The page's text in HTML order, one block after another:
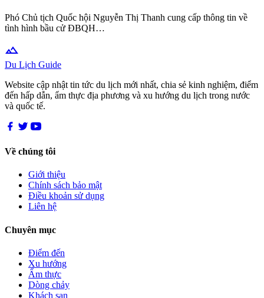
Phó Chủ tịch Quốc hội Nguyễn Thị Thanh cung cấp thông tin về
tình hình bầu cử ĐBQH…
terrain
Du Lịch Guide
Website cập nhật tin tức du lịch mới nhất, chia sẻ kinh nghiệm, điểm
đến hấp dẫn, ẩm thực địa phương và xu hướng du lịch trong nước
và quốc tế.
Về chúng tôi
Giới thiệu
Chính sách bảo mật
Điều khoản sử dụng
Liên hệ
Chuyên mục
Điểm đến
Xu hướng
Ẩm thực
Dòng chảy
Khách sạn